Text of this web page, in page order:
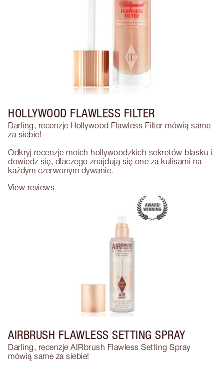
HOLLYWOOD FLAWLESS FILTER
Darling, recenzje Hollywood Flawless Filter mówią same
za siebie!
Odkryj recenzje moich hollywoodzkich sekretów blasku i
dowiedz się, dlaczego znajdują się one za kulisami na
każdym czerwonym dywanie.
View reviews
AIRBRUSH FLAWLESS SETTING SPRAY
Darling, recenzje AIRbrush Flawless Setting Spray
mówią same za siebie!